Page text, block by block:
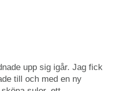
upp sig igår. Jag fick
till och med en ny